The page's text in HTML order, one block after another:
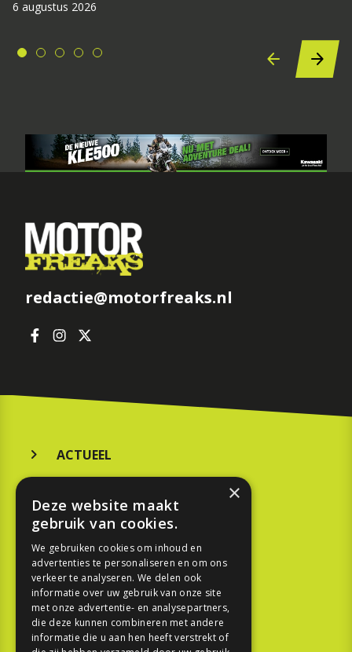
6 augustus 2026
redactie@motorfreaks.nl
ACTUEEL
KOOPGIDS
TESTEN
SPORT
REPORTAGE
×
Deze website maakt
gebruik van cookies.
We gebruiken cookies om inhoud en
advertenties te personaliseren en om ons
verkeer te analyseren. We delen ook
informatie over uw gebruik van onze site
met onze advertentie- en analysepartners,
die deze kunnen combineren met andere
informatie die u aan hen heeft verstrekt of